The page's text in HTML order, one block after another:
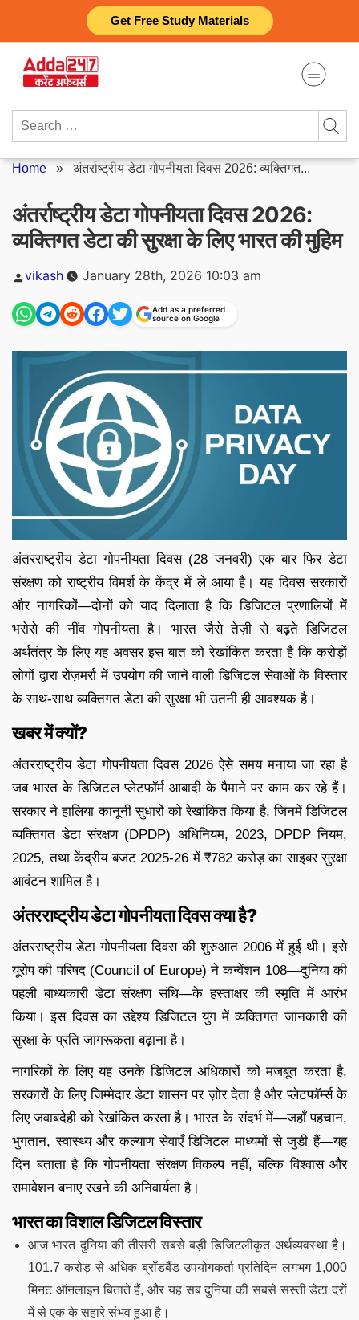
Get Free Study Materials
content
Search
Home » अंतर्राष्ट्रीय डेटा गोपनीयता दिवस 2026: व्यक्तिगत...
अंतर्राष्ट्रीय डेटा गोपनीयता दिवस 2026:
व्यक्तिगत डेटा की सुरक्षा के लिए भारत की मुहिम
Posted
vikash January 28th, 2026 10:03 am
Add as a preferred
source on Google
अंतरराष्ट्रीय डेटा गोपनीयता दिवस (28 जनवरी) एक बार फिर डेटा
संरक्षण को राष्ट्रीय विमर्श के केंद्र में ले आया है। यह दिवस सरकारों
और नागरिकों—दोनों को याद दिलाता है कि डिजिटल प्रणालियों में
भरोसे की नींव गोपनीयता है। भारत जैसे तेज़ी से बढ़ते डिजिटल
अर्थतंत्र के लिए यह अवसर इस बात को रेखांकित करता है कि करोड़ों
लोगों द्वारा रोज़मर्रा में उपयोग की जाने वाली डिजिटल सेवाओं के विस्तार
के साथ-साथ व्यक्तिगत डेटा की सुरक्षा भी उतनी ही आवश्यक है।
खबर में क्यों?
अंतरराष्ट्रीय डेटा गोपनीयता दिवस 2026 ऐसे समय मनाया जा रहा है
जब भारत के डिजिटल प्लेटफॉर्म आबादी के पैमाने पर काम कर रहे हैं।
सरकार ने हालिया कानूनी सुधारों को रेखांकित किया है, जिनमें डिजिटल
व्यक्तिगत डेटा संरक्षण (DPDP) अधिनियम, 2023, DPDP नियम,
2025, तथा केंद्रीय बजट 2025-26 में ₹782 करोड़ का साइबर सुरक्षा
आवंटन शामिल है।
अंतरराष्ट्रीय डेटा गोपनीयता दिवस क्या है?
अंतरराष्ट्रीय डेटा गोपनीयता दिवस की शुरुआत 2006 में हुई थी। इसे
यूरोप की परिषद (Council of Europe) ने कन्वेंशन 108—दुनिया की
पहली बाध्यकारी डेटा संरक्षण संधि—के हस्ताक्षर की स्मृति में आरंभ
किया। इस दिवस का उद्देश्य डिजिटल युग में व्यक्तिगत जानकारी की
सुरक्षा के प्रति जागरूकता बढ़ाना है।
नागरिकों के लिए यह उनके डिजिटल अधिकारों को मजबूत करता है,
सरकारों के लिए जिम्मेदार डेटा शासन पर ज़ोर देता है और प्लेटफॉर्म्स के
लिए जवाबदेही को रेखांकित करता है। भारत के संदर्भ में—जहाँ पहचान,
भुगतान, स्वास्थ्य और कल्याण सेवाएँ डिजिटल माध्यमों से जुड़ी हैं—यह
दिन बताता है कि गोपनीयता संरक्षण विकल्प नहीं, बल्कि विश्वास और
समावेशन बनाए रखने की अनिवार्यता है।
भारत का विशाल डिजिटल विस्तार
आज भारत दुनिया की तीसरी सबसे बड़ी डिजिटलीकृत अर्थव्यवस्था है।
101.7 करोड़ से अधिक ब्रॉडबैंड उपयोगकर्ता प्रतिदिन लगभग 1,000
मिनट ऑनलाइन बिताते हैं, और यह सब दुनिया की सबसे सस्ती डेटा दरों
में से एक के सहारे संभव हुआ है।